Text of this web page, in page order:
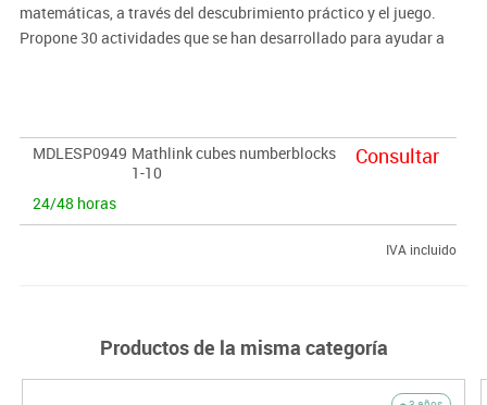
matemáticas, a través del descubrimiento práctico y el juego.
Propone 30 actividades que se han desarrollado para ayudar a
duraderos, además de fáciles de apilar, conectar y separar para
las manos pequeñas.
MDLESP0949 Mathlink cubes numberblocks
1-10
24/48 horas
Consultar
IVA incluido
Productos de la misma categoría